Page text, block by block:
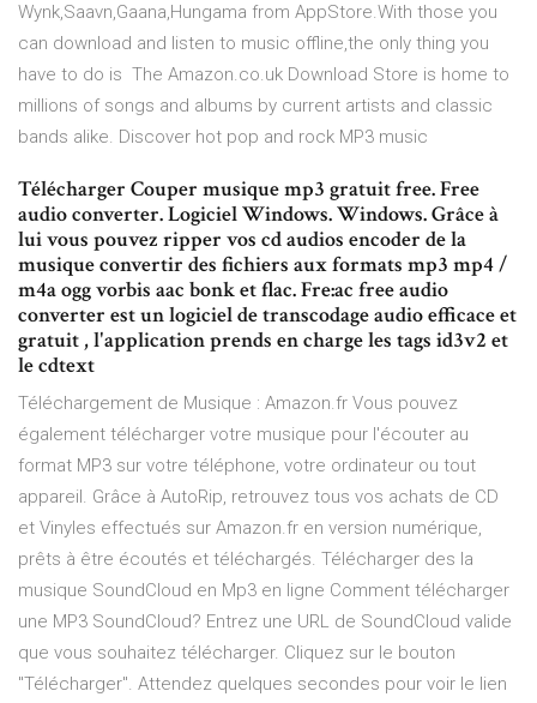
Wynk,Saavn,Gaana,Hungama from AppStore.With those you
can download and listen to music offline,the only thing you
have to do is The Amazon.co.uk Download Store is home to
millions of songs and albums by current artists and classic
bands alike. Discover hot pop and rock MP3 music
Télécharger Couper musique mp3 gratuit free. Free
audio converter. Logiciel Windows. Windows. Grâce à
lui vous pouvez ripper vos cd audios encoder de la
musique convertir des fichiers aux formats mp3 mp4 /
m4a ogg vorbis aac bonk et flac. Fre:ac free audio
converter est un logiciel de transcodage audio efficace et
gratuit , l'application prends en charge les tags id3v2 et
le cdtext
Téléchargement de Musique : Amazon.fr Vous pouvez
également télécharger votre musique pour l'écouter au
format MP3 sur votre téléphone, votre ordinateur ou tout
appareil. Grâce à AutoRip, retrouvez tous vos achats de CD
et Vinyles effectués sur Amazon.fr en version numérique,
prêts à être écoutés et téléchargés. Télécharger des la
musique SoundCloud en Mp3 en ligne Comment télécharger
une MP3 SoundCloud? Entrez une URL de SoundCloud valide
que vous souhaitez télécharger. Cliquez sur le bouton
"Télécharger". Attendez quelques secondes pour voir le lien